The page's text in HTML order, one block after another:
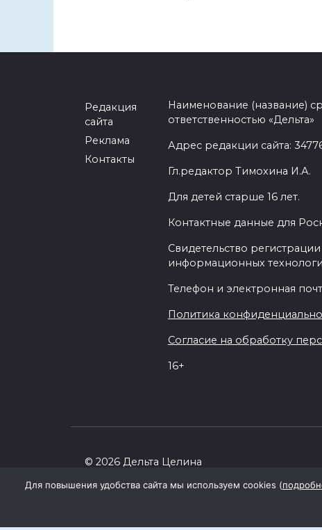
Редакция
сайта
Реклама
Контакты
Наименование (название)
ответственностью «Дельта»
Адрес редакции сайта:
Гл.редактор Тимохина И.А.
Для детей старше 16 лет.
Контактные данные для
Свидетельство
информационных
Телефон и электронная
Политика
Согласие на обработку
16+
© 2026 Дельта Целина
Для повышения удобства сайта мы используем cookies (